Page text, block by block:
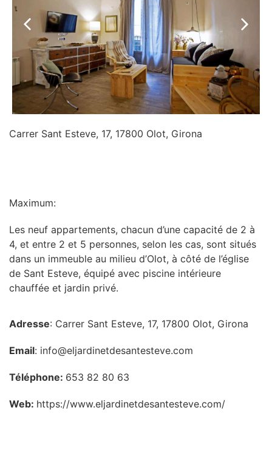
Carrer Sant Esteve, 17, 17800 Olot, Girona
Maximum:
Les neuf appartements, chacun d’une capacité de 2 à
4, et entre 2 et 5 personnes, selon les cas, sont situés
dans un immeuble au milieu d’Olot, à côté de l’église
de Sant Esteve, équipé avec piscine intérieure
chauffée et jardin privé.
Adresse: Carrer Sant Esteve, 17, 17800 Olot, Girona
Email: info@eljardinetdesantesteve.com
Téléphone: 653 82 80 63
Web: https://www.eljardinetdesantesteve.com/